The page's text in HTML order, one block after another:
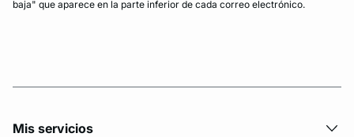
baja" que aparece en la parte inferior de cada correo electrónico.
Mis servicios